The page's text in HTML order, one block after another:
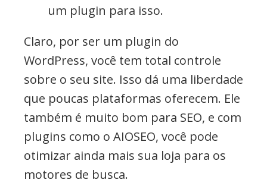
um plugin para isso.
Claro, por ser um plugin do
WordPress, você tem total controle
sobre o seu site. Isso dá uma liberdade
que poucas plataformas oferecem. Ele
também é muito bom para SEO, e com
plugins como o AIOSEO, você pode
otimizar ainda mais sua loja para os
motores de busca.